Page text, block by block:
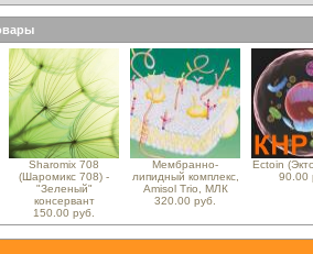
Sharomix 708
(Шаромикс 708) -
"Зеленый"
консервант
150.00 руб.
Мембранно-
липидный комплекс,
Amisol Trio, МЛК
320.00 руб.
Ectoin
90.00